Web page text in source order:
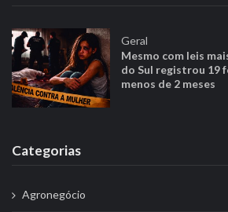
Geral
Mesmo com leis
do Sul registrou 19
menos de 2 meses
Categorias
Agronegócio